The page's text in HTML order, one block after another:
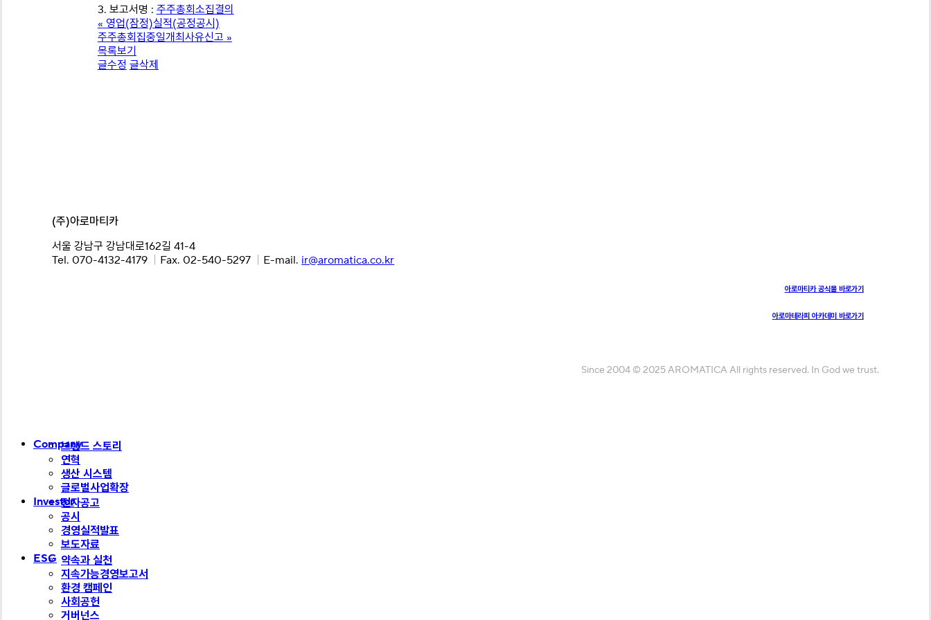
3. 보고서명 : 주주총회소집결의
« 영업(잠정)실적(공정공시)
주주총회집중일개최사유신고 »
목록보기
글수정 글삭제
(주)아로마티카
서울 강남구 강남대로162길 41-4
Tel. 070-4132-4179
Fax. 02-540-5297 E-mail. ir@aromatica.co.kr
아로마티카 공식몰 바로가기
아로마테라피 아카데미 바로가기
Since 2004 © 2025 AROMATICA All rights reserved. In God we trust.
Close Company브랜드 스토리
연혁
생산 시스템
글로벌사업확장
Investor전자공고
공시
경영실적발표
보도자료
ESG 약속과 실천
지속가능경영보고서
환경 캠페인
사회공헌
거버넌스